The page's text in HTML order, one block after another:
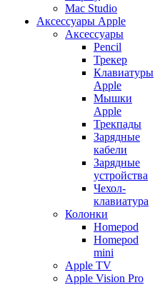
Mac Studio
Аксессуары Apple
Аксессуары
Pencil
Трекер
Клавиатуры
Apple
Мышки
Apple
Трекпады
Зарядные
кабели
Зарядные
устройства
Чехол-
клавиатура
Колонки
Homepod
Homepod
mini
Apple TV
Apple Vision Pro